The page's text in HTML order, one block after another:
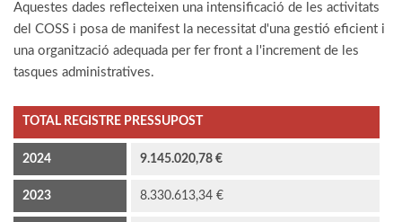
Aquestes dades reflecteixen una intensificació de les activitats
del COSS i posa de manifest la necessitat d'una gestió eficient i
una organització adequada per fer front a l'increment de les
tasques administratives.
TOTAL REGISTRE PRESSUPOST
2024 9.145.020,78 €
2023 8.330.613,34 €